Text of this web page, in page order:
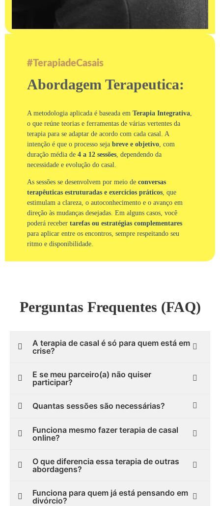
#TerapiadeCasais
Abordagem Terapeutica:
A metodologia aplicada é baseada em Terapia Integrativa
o que reúne teorias e ferramentas de várias vertentes da
terapia para se adaptar de acordo com cada casal. A
intenção é que o processo seja breve e objetivo , com
duração média de 4 a 12 sessões , dependendo da
necessidade e evolução do casal.
As sessões se desenvolvem por meio de conversas
terapêuticas estruturadas e exercícios práticos, que
estimulam a clareza, o autoconhecimento e o avanço em
direção às mudanças desejadas. Em alguns casos, você
poderá receber tarefas ou estratégias complementares
para aplicar entre os encontros, sempre respeitando seu
ritmo e disponibilidade.
Perguntas Frequentes (FAQ)
A terapia de casal é só para quem está em
crise?
E se meu parceiro(a) não quiser
participar?
Quantas sessões são necessárias?
Funciona mesmo fazer terapia de casal
online?
O que diferencia essa terapia de outras
abordagens?
Funciona para quem já está pensando em
divórcio?